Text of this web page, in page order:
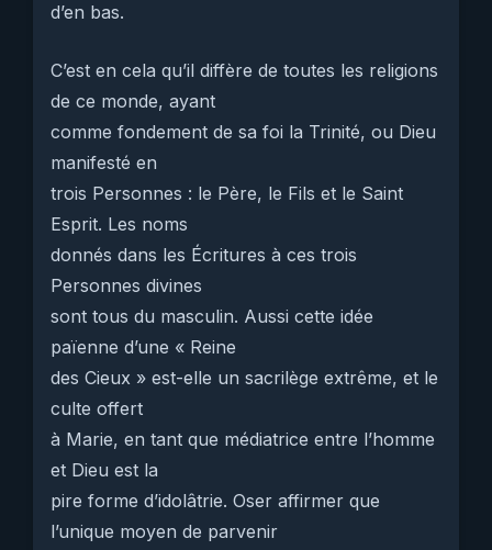
d’en bas.
C’est en cela qu’il diffère de toutes les religions
de ce monde, ayant
comme fondement de sa foi la Trinité, ou Dieu
manifesté en
trois Personnes : le Père, le Fils et le Saint
Esprit. Les noms
donnés dans les Écritures à ces trois
Personnes divines
sont tous du masculin. Aussi cette idée
païenne d’une « Reine
des Cieux » est-elle un sacrilège extrême, et le
culte offert
à Marie, en tant que médiatrice entre l’homme
et Dieu est la
pire forme d’idolâtrie. Oser affirmer que
l’unique moyen de parvenir